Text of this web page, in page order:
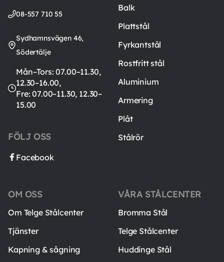
08-557 710 55
Sydhamnsvägen 46,
Södertälje
Mån–Tors: 07.00–11.30,
12.30–16.00,
Fre: 07.00–11.30, 12.30–
15.00
FÖLJ OSS
Facebook
Balk
Plattstål
Fyrkantstål
Rostfritt stål
Aluminium
Armering
Plåt
Stålrör
VÅRA STÅLCENTER
Bromma Stål
Telge Stålcenter
Huddinge Stål
OM OSS
Om Telge Stålcenter
Tjänster
Kapning & sågning